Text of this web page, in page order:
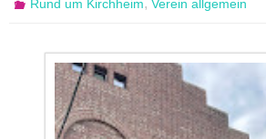
Rund um Kirchheim,Verein allgemein